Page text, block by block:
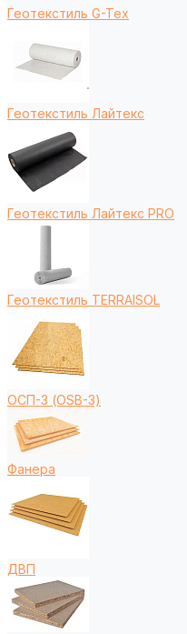
Геотекстиль G-Tex
Геотекстиль Лайтекс
Геотекстиль Лайтекс PRO
Геотекстиль TERRAISOL
ОСП-3 (OSB-3)
Фанера
ДВП